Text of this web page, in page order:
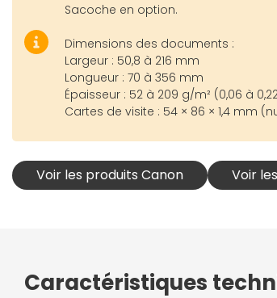
Sacoche en option.
Dimensions des documents :
Largeur : 50,8 à 216 mm
Longueur : 70 à 356 mm
Épaisseur : 52 à 209 g/m² (0,06 à
Cartes de visite : 54 × 86 × 1,4 mm
Voir les produits Canon Voir
Caractéristiques